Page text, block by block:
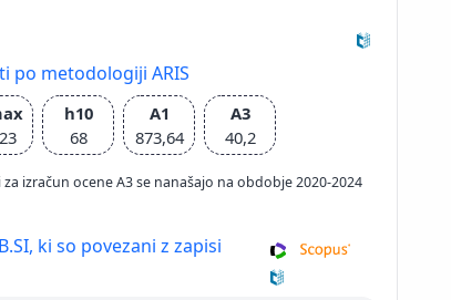
po metodologiji ARIS
h10
68
A1
873,64
A3
40,2
izračun ocene A3 se nanašajo na obdobje 2020-2024
ki so povezani z zapisi